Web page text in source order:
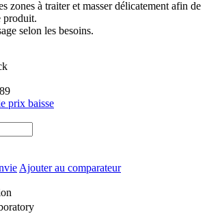
zones à traiter et masser délicatement afin de
produit.
selon les besoins.
prix baisse
Ajouter au comparateur